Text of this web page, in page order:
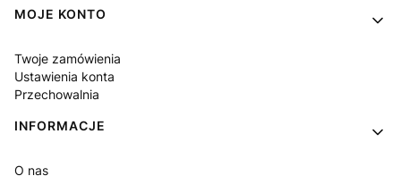
Linki w stopce
MOJE KONTO
Twoje zamówienia
Ustawienia konta
Przechowalnia
INFORMACJE
O nas